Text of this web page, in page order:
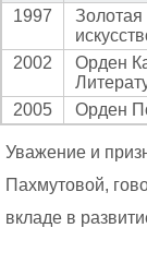
1997
Золотая
2002
Орден
2005 Орден
Уважение и
Пахмутовой,
вкладе в